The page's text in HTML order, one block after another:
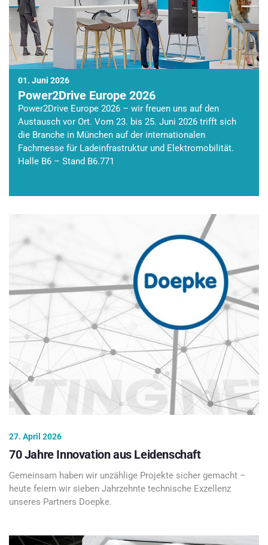
01. Juni 2026
Power2Drive Europe 2026
Power2Drive Europe 2026 – wir freuen uns auf den
Austausch vor Ort. Vom 23. bis 25. Juni 2026 trifft sich
die Branche in München auf der internationalen
Fachmesse für Ladeinfrastruktur und Elektromobilität.
Halle B6 – Stand B6.771
27. April 2026
70 Jahre Innovation aus Leidenschaft
Gemeinsam haben wir unzählige Projekte sicher gemacht –
heute feiern wir sieben Jahrzehnte technische Exzellenz
unseres Partners Doepke.